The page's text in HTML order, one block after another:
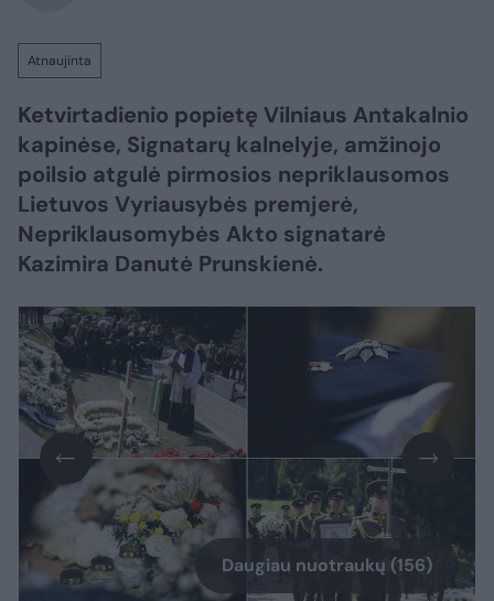
Atnaujinta
Ketvirtadienio popietę Vilniaus Antakalnio
kapinėse, Signatarų kalnelyje, amžinojo
poilsio atgulė pirmosios nepriklausomos
Lietuvos Vyriausybės premjerė,
Nepriklausomybės Akto signatarė
Kazimira Danutė Prunskienė.
Daugiau nuotraukų (156)